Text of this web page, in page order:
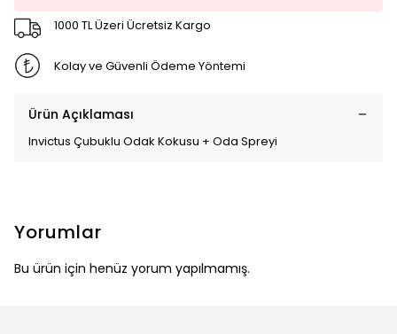
1000 TL Üzeri Ücretsiz Kargo
Kolay ve Güvenli Ödeme Yöntemi
Ürün Açıklaması
Invictus Çubuklu Odak Kokusu + Oda Spreyi
Yorumlar
Bu ürün için henüz yorum yapılmamış.